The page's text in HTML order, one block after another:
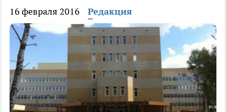
16 февраля 2016 Редакция